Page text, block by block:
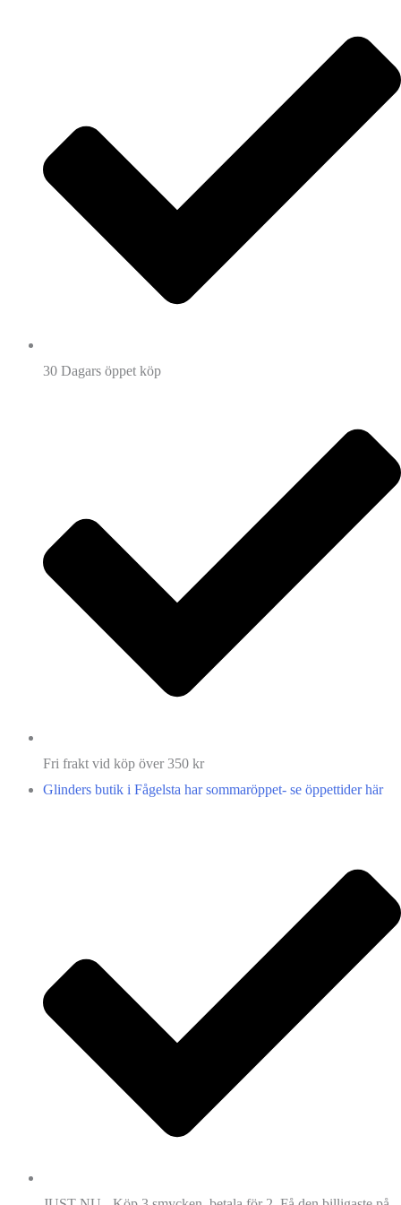
30 Dagars öppet köp
Fri frakt vid köp över 350 kr
Glinders butik i Fågelsta har sommaröppet- se öppettider här